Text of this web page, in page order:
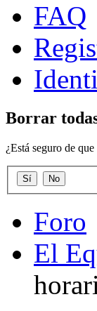
FAQ
Borrar
¿Está seguro de
Foro
El